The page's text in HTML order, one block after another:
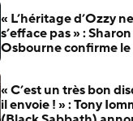
« L’héritage d’Ozzy ne
s’efface pas » : Sharon
Osbourne confirme
« C’est un très bon
il envoie ! » : Tony